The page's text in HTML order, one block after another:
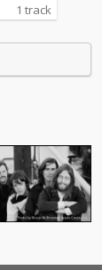
1 track